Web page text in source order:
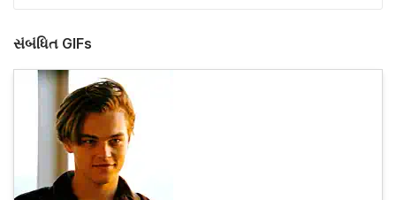
સંબંધિત GIFs